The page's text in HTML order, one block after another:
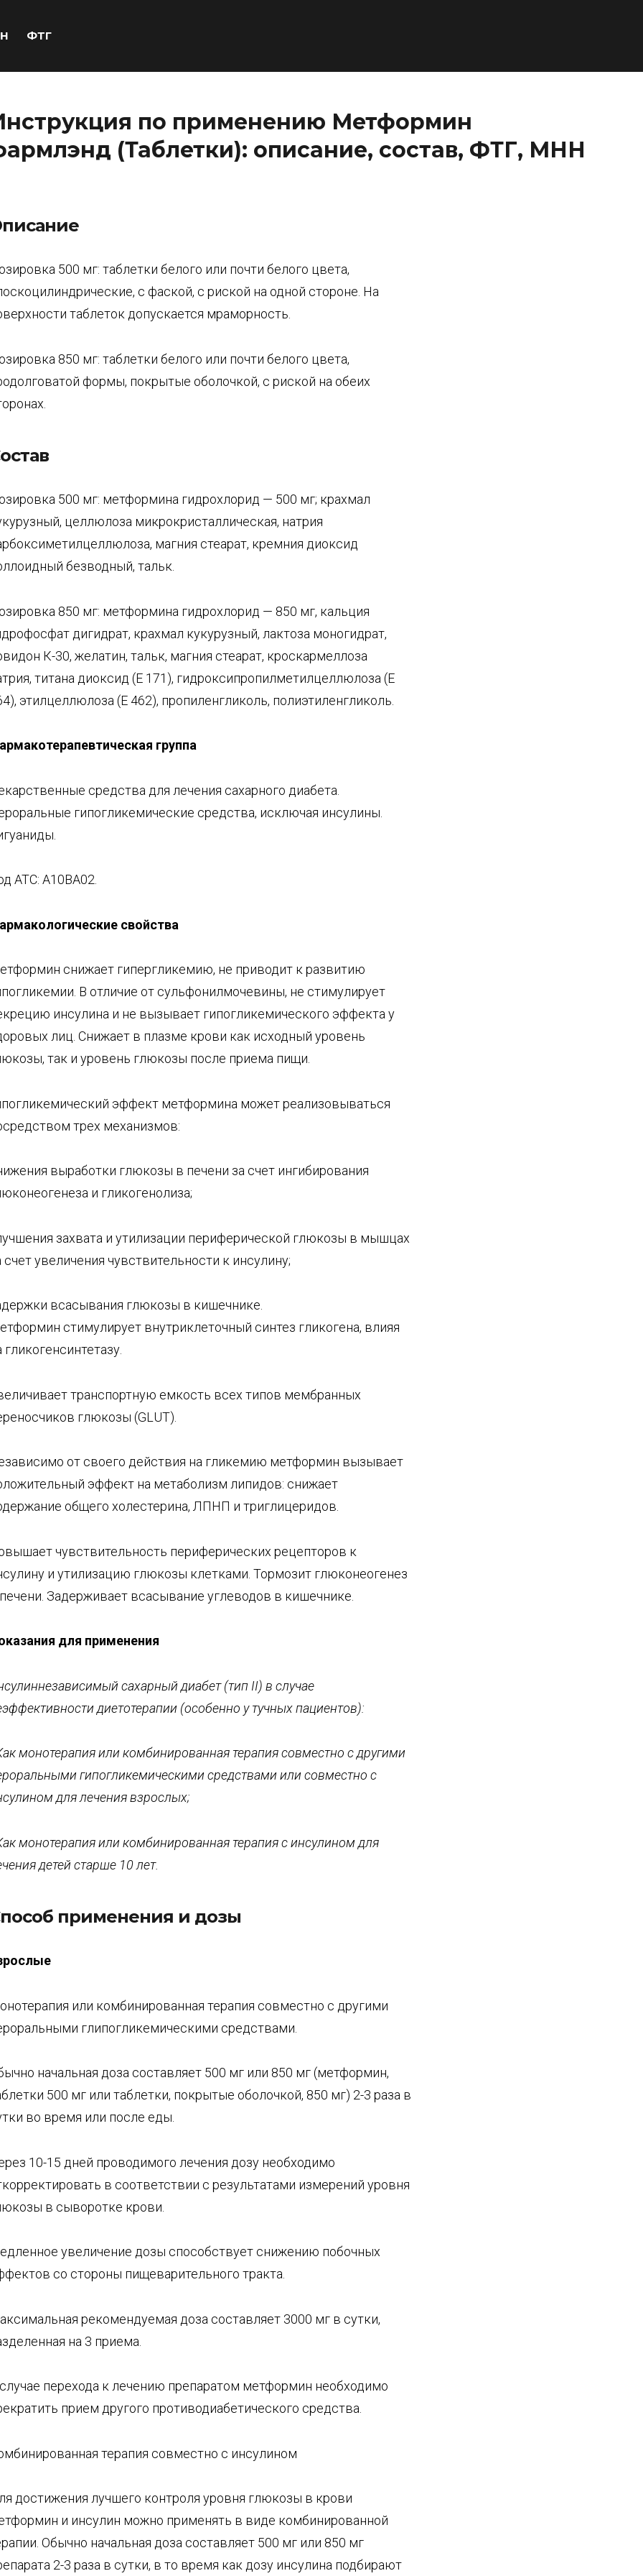
ФТГ
по применению Метформин
(Таблетки): описание, состав, ФТГ, МНН
500 мг: таблетки белого или почти белого цвета,
с фаской, с риской на одной стороне. На
таблеток допускается мраморность.
850 мг: таблетки белого или почти белого цвета,
формы, покрытые оболочкой, с риской на обеих
500 мг: метформина гидрохлорид — 500 мг; крахмал
целлюлоза микрокристаллическая, натрия
магния стеарат, кремния диоксид
безводный, тальк.
850 мг: метформина гидрохлорид — 850 мг, кальция
дигидрат, крахмал кукурузный, лактоза моногидрат,
К-30, желатин, тальк, магния стеарат, кроскармеллоза
титана диоксид (Е 171), гидроксипропилметилцеллюлоза (Е
этилцеллюлоза (Е 462), пропиленгликоль, полиэтиленгликоль.
группа
средства для лечения сахарного диабета.
гипогликемические средства, исключая инсулины.
АТС: А10ВА02.
свойства
снижает гипергликемию, не приводит к развитию
В отличие от сульфонилмочевины, не стимулирует
инсулина и не вызывает гипогликемического эффекта у
лиц. Снижает в плазме крови как исходный уровень
так и уровень глюкозы после приема пищи.
эффект метформина может реализовываться
трех механизмов:
выработки глюкозы в печени за счет ингибирования
и гликогенолиза;
захвата и утилизации периферической глюкозы в мышцах
счет увеличения чувствительности к инсулину;
всасывания глюкозы в кишечнике.
стимулирует внутриклеточный синтез гликогена, влияя
гликогенсинтетазу.
транспортную емкость всех типов мембранных
глюкозы (GLUT).
от своего действия на гликемию метформин вызывает
эффект на метаболизм липидов: снижает
общего холестерина, ЛПНП и триглицеридов.
чувствительность периферических рецепторов к
и утилизацию глюкозы клетками. Тормозит глюконеогенез
Задерживает всасывание углеводов в кишечнике.
для применения
сахарный диабет (тип II) в случае
диетотерапии (особенно у тучных пациентов):
монотерапияили комбинированная терапия совместно с другими
ми гипогликемическими средствами или совместно с
для лечения взрослых;
монотерапияили комбинированная терапия с инсулином для
детей старше 10 лет.
применения и дозы
или комбинированная терапия совместно с другими
глипогликемическими средствами.
начальная доза составляет 500 мг или 850 мг (метформин,
500 мг или таблетки, покрытые оболочкой, 850 мг) 2-3 раза в
во время или после еды.
10-15 дней проводимого лечения дозу необходимо
в соответствии с результатами измерений уровня
в сыворотке крови.
увеличение дозы способствует снижению побочных
со стороны пищеварительного тракта.
рекомендуемая доза составляет 3000 мг в сутки,
на 3 приема.
перехода к лечению препаратом метформин необходимо
прием другого противодиабетического средства.
терапия совместно с инсулином
достижения лучшего контроля уровня глюкозы в крови
и инсулин можно применять в виде комбинированной
Обычно начальная доза составляет 500 мг или 850 мг
2-3 раза в сутки, в то время как дозу инсулина подбирают